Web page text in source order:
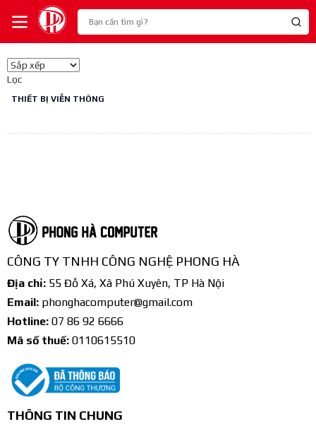
Lọc
THIẾT BỊ VIỄN THÔNG
CÔNG TY TNHH CÔNG NGHỆ PHONG HÀ
Địa chỉ: 55 Đỗ Xá, Xã Phú Xuyên, TP Hà Nội
Email: phonghacomputer@gmail.com
Hotline: 07 86 92 6666
Mã số thuế: 0110615510
THÔNG TIN CHUNG